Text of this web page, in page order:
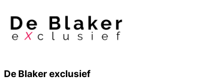
De Blaker exclusief